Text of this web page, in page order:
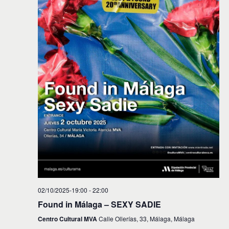
ó
n
d
e
b
ú
s
q
u
e
y
d
e
v
i
s
t
a
s
d
e
E
v
e
02/10/2025-19:00 -22:00
Found in Málaga – SEXY SADIE
Centro Cultural MVACalle Ollerías, 33, Málaga, Málaga